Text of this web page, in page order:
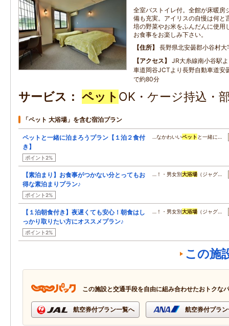
全室バストイレ付。全館が床暖房
備も充実。アイリスの自慢は何と
培の野菜やお米をふんだんに使用
お食事をお楽しみ下さい。
住所
長野県北安曇郡小谷村
アクセス
JR大糸線南小谷駅
車道岡谷JCTより長野自動車道安
で約80分
サービス ペット OK・ケージ持込・
「ペット 大浴場」を含む宿泊プラン
ペットと一緒に泊まろうプラン【１泊２食付
き】
ポイント2%
…なかわいいペット と一緒に…
【素泊まり】お食事がつかない分とってもお
得な素泊まりプラン♪
ポイント2%
…！・男女別大浴場 （ジャグ…
【１泊朝食付き】夜遅くても安心！朝食はし
っかり取りたい方にオススメプラン♪
ポイント2%
…！・男女別大浴場 （ジャグ…
この施
この施設と交通手段を自由に組み合わせたおトクな
航空券付プラン一覧へ 航空券付プラ